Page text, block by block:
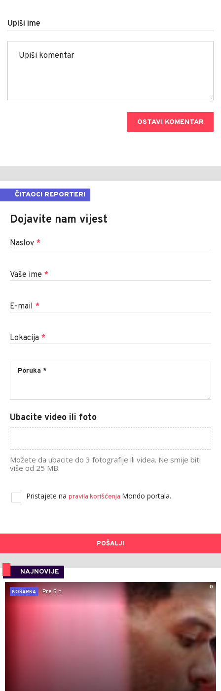
Upiši ime
OSTAVI KOMENTAR
ČITAOCI REPORTERI
Dojavite nam vijest
Naslov *
Vaše ime *
E-mail *
Lokacija *
Ubacite video ili foto
Možete da ubacite do 3 fotografije ili videa. Ne smije biti
više od 25 MB.
Pristajete na pravila korišćenja Mondo portala.
POŠALJI
NAJNOVIJE
0
KOŠARKA
Pre 5 h